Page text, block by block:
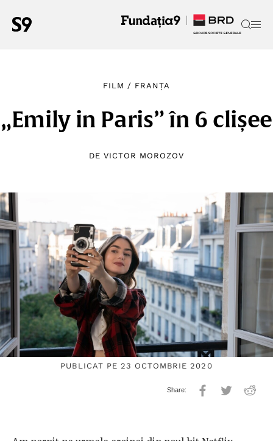
FILM / FRANȚA
„Emily in Paris” în 6 clișee
DE VICTOR MOROZOV
PUBLICAT PE 23 OCTOMBRIE 2020